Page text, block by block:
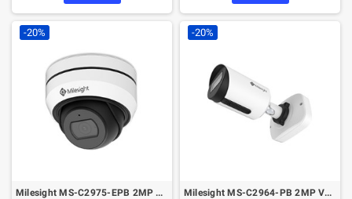
-20%
Milesight MS-C2975-EPB 2MP AF Motorized Mini Dome Network Camera
-20%
Milesight MS-C2964-PB 2MP Vandal-proof Mini Bullet Network Camera